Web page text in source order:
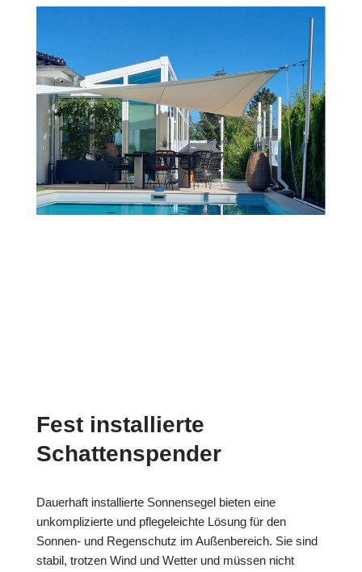
Fest installierte
Schattenspender
Dauerhaft installierte Sonnensegel bieten eine
unkomplizierte und pflegeleichte Lösung für den
Sonnen- und Regenschutz im Außenbereich. Sie sind
stabil, trotzen Wind und Wetter und müssen nicht